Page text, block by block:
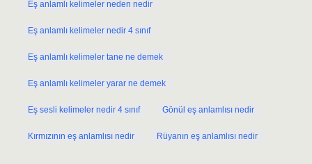
Eş anlamlı kelimeler neden nedir
Eş anlamlı kelimeler nedir 4 sınıf
Eş anlamlı kelimeler tane ne demek
Eş anlamlı kelimeler yarar ne demek
Eş sesli kelimeler nedir 4 sınıf Gönül eş anlamlısı nedir
Kırmızının eş anlamlısı nedir Rüyanın eş anlamlısı nedir